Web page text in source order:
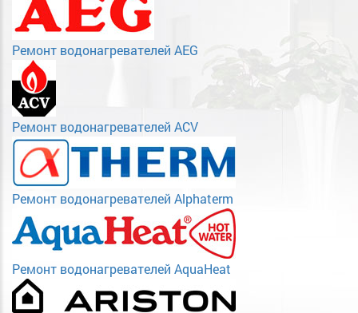
Ремонт водонагревателей AEG
Ремонт водонагревателей ACV
Ремонт водонагревателей Alphaterm
Ремонт водонагревателей AquaHeat